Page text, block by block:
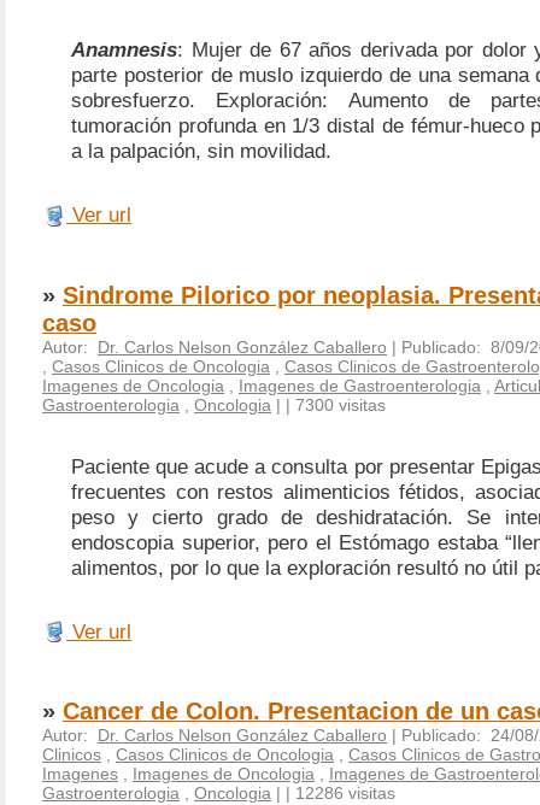
Anamnesis: Mujer de 67 años derivada por dolor
parte posterior de muslo izquierdo de una semana
sobresfuerzo. Exploración: Aumento de
tumoración profunda en 1/3 distal de fémur-hueco
a la palpación, sin movilidad.
Ver url
» Sindrome Pilorico por neoplasia.
caso
Autor: Dr. Carlos Nelson González Caballero | Publicado: 8/09/
Casos Clinicos de Oncologia
Casos Clinicos de
Imagenes de Oncologia
Imagenes de Gastroenterologia
Gastroenterologia
Oncologia | | 7300 visitas
Paciente que acude a consulta por presentar
frecuentes con restos alimenticios fétidos,
peso y cierto grado de deshidratación. Se
endoscopia superior, pero el Estómago estaba
alimentos, por lo que la exploración resultó no útil
Ver url
» Cancer de Colon. Presentacion de un
Autor: Dr. Carlos Nelson González Caballero | Publicado: 24/
Clinicos , Casos Clinicos de Oncologia , Casos Clinicos de
Imagenes , Imagenes de Oncologia , Imagenes de
Gastroenterologia , Oncologia | | 12286 visitas